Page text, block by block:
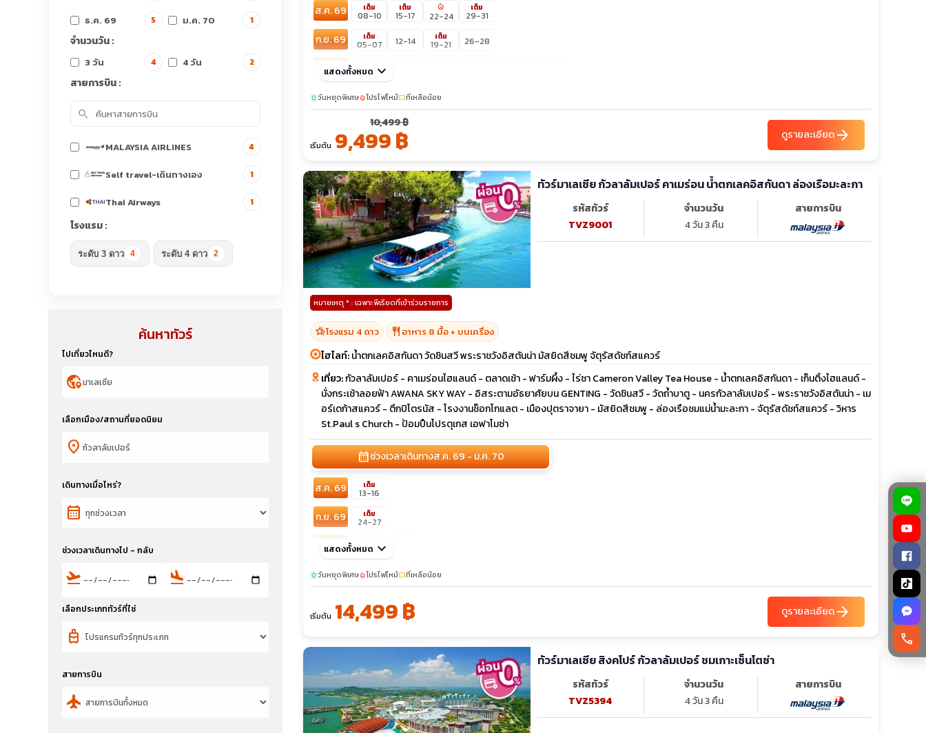
ธ.ค. 69 5 ม.ค. 70 1
จำนวนวัน :
3 วัน 4 4 วัน 2
สายการบิน :
search
MALAYSIA AIRLINES 4
Self travel-เดินทางเอง 1
Thai Airways 1
โรงแรม :
ระดับ 3 ดาว 4 ระดับ 4 ดาว 2
ค้นหาทัวร์
ไปเที่ยวไหนดี?
globe_location_pin
เลือกเมือง/สถานที่ยอดนิยม
location_on
เดินทางเมื่อไหร่?
calendar_month
ช่วงเวลาเดินทางไป - กลับ
flight_takeoff flight_land
เลือกประเภททัวร์ที่ใช่
travel_luggage_and_bags
สายการบิน
flight
ส.ค. 69 เต็ม
08-10
เต็ม
15-17
local_fire_department
22-24
เต็ม
29-31
ก.ย. 69 เต็ม
05-07 12-14 เต็ม
19-21 26-28
ต.ค. 69 03-05
พ.ย. 69 07-09 14-16 21-23
sunny
05-07
sunny
10-12
แสดงทั้งหมด keyboard_arrow_down
sunnyวันหยุดพิเศษlocal_fire_departmentโปรไฟไหม้confirmation_numberที่เหลือน้อย
เริ่มต้น
10,499 ฿
9,499 ฿ ดูรายละเอียดarrow_forward
ทัวร์มาเลเซีย กัวลาลัมเปอร์ คาเมร่อน น้ำตกเลคอิสกันดา ล่องเรือมะละกา
รหัสทัวร์
TVZ9001
จำนวนวัน
4 วัน 3 คืน
สายการบิน
หมายเหตุ * : เฉพาะพีเรียดที่เข้าร่วมรายการ
hotel_classโรงแรม 4 ดาว restaurant อาหาร 8 มื้อ + บนเครื่อง
ไฮไลท์:น้ำตกเลคอิสกันดา วัดชินสวี พระราชวังอิสตันน่า มัสยิดสีชมพู จัตุรัสดัชท์สแควร์
เที่ยว:กัวลาลัมเปอร์ - คาเมร่อนไฮแลนด์ - ตลาดเช้า - ฟาร์มผึ้ง - ไร่ชา Cameron Valley Tea House - น้ำตกเลคอิสกันดา - เก็นติ้งไฮแลนด์ -
นั่งกระเช้าลอยฟ้า AWANA SKY WAY - อิสระตามอัธยาศัยบน GENTING - วัดชินสวี - วัดถ้ำบาตู - นครกัวลาลัมเปอร์ - พระราชวังอิสตันน่า - เม
อร์เดก้าสแควร์ - ตึกปิโตรนัส - โรงงานช็อกโกแลต - เมืองปุตราจายา - มัสยิดสีชมพู - ล่องเรือชมแม่น้ำมะละกา - จัตุรัสดัชท์สแควร์ - วิหาร
St.Paul s Church - ป้อมปืนโปรตุเกส เอฟาโมซ่า
calendar_monthช่วงเวลาเดินทางส.ค. 69 - ม.ค. 70
ส.ค. 69 เต็ม
13-16
ก.ย. 69 เต็ม
24-27
ต.ค. 69 10-13
พ.ย. 69 เต็ม
20-23
ธ.ค. 69 04-07 10-13
แสดงทั้งหมด keyboard_arrow_down
sunnyวันหยุดพิเศษlocal_fire_departmentโปรไฟไหม้confirmation_numberที่เหลือน้อย
เริ่มต้น 14,499 ฿ ดูรายละเอียดarrow_forward
ทัวร์มาเลเซีย สิงคโปร์ กัวลาลัมเปอร์ ชมเกาะเซ็นโตซ่า
รหัสทัวร์
TVZ5394
จำนวนวัน
4 วัน 3 คืน
สายการบิน
call